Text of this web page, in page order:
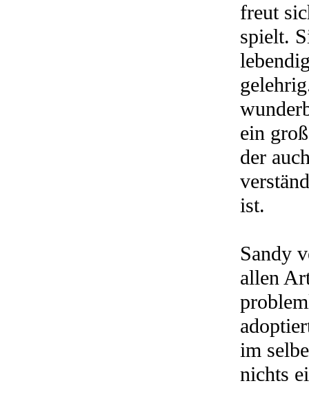
freut
spielt.
ein
der
ist.
Sandy
allen
im
nichts